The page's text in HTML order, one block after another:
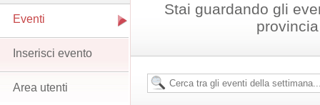
Stai guardando gli
Eventi
Inserisci evento
Area utenti